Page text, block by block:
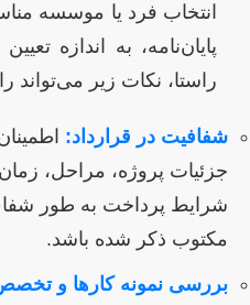
انتخاب فرد یا موسسه
پایان‌نامه، به اندازه
راستا، نکات زیر می‌تواند
شفافیت در قرارداد:
جزئیات پروژه، مراحل،
شرایط پرداخت به طور
مکتوب ذکر شده باشد.
بررسی نمونه کارها و